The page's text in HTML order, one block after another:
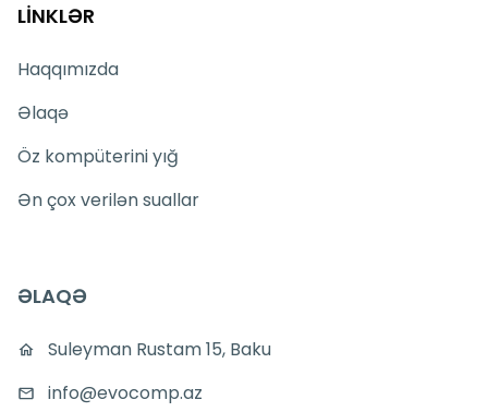
LİNKLƏR
Haqqımızda
Əlaqə
Öz kompüterini yığ
Ən çox verilən suallar
ƏLAQƏ
Suleyman Rustam 15, Baku
info@evocomp.az